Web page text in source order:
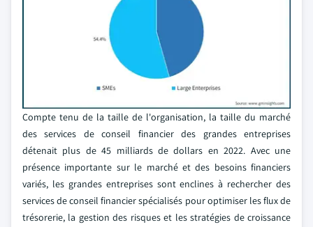
Compte tenu de la taille de l'organisation, la taille du marché
des services de conseil financier des grandes entreprises
détenait plus de 45 milliards de dollars en 2022. Avec une
présence importante sur le marché et des besoins financiers
variés, les grandes entreprises sont enclines à rechercher des
services de conseil financier spécialisés pour optimiser les flux de
trésorerie, la gestion des risques et les stratégies de croissance